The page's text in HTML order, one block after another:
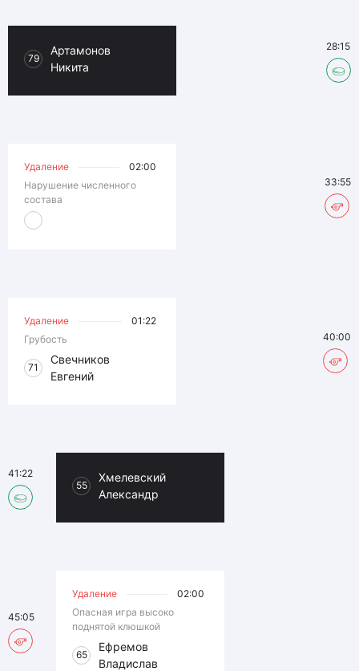
79
Артамонов
Никита
28:15
Удаление
02:00
Нарушение численного
состава
33:55
Удаление
01:22
Грубость
71
Свечников
Евгений
40:00
55
Хмелевский
Александр
41:22
Удаление
02:00
Опасная игра высоко
поднятой клюшкой
65
Ефремов
Владислав
45:05